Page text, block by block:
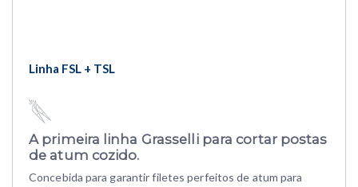
Linha FSL + TSL
A primeira linha Grasselli para cortar postas
de atum cozido.
Concebida para garantir filetes perfeitos de atum para